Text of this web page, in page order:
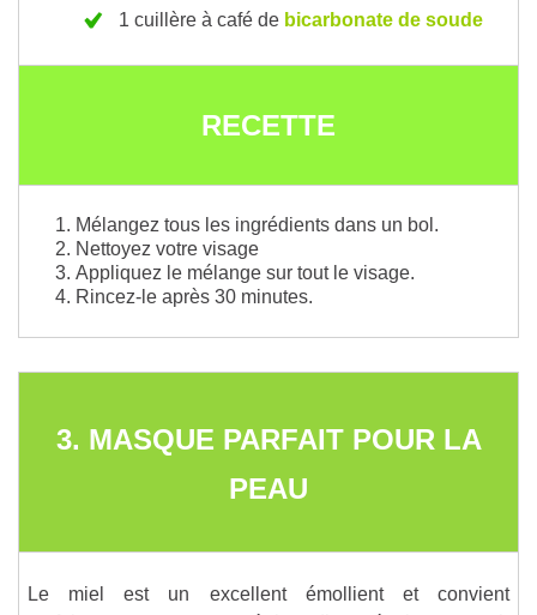
1 cuillère à café de bicarbonate de soude
RECETTE
Mélangez tous les ingrédients dans un bol.
Nettoyez votre visage
Appliquez le mélange sur tout le visage.
Rincez-le après 30 minutes.
3. MASQUE PARFAIT POUR LA
PEAU
Le miel est un excellent émollient et convient